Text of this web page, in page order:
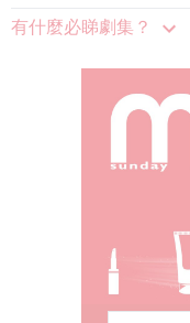
有什麼必睇劇集？